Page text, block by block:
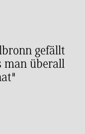
gefällt
man überall